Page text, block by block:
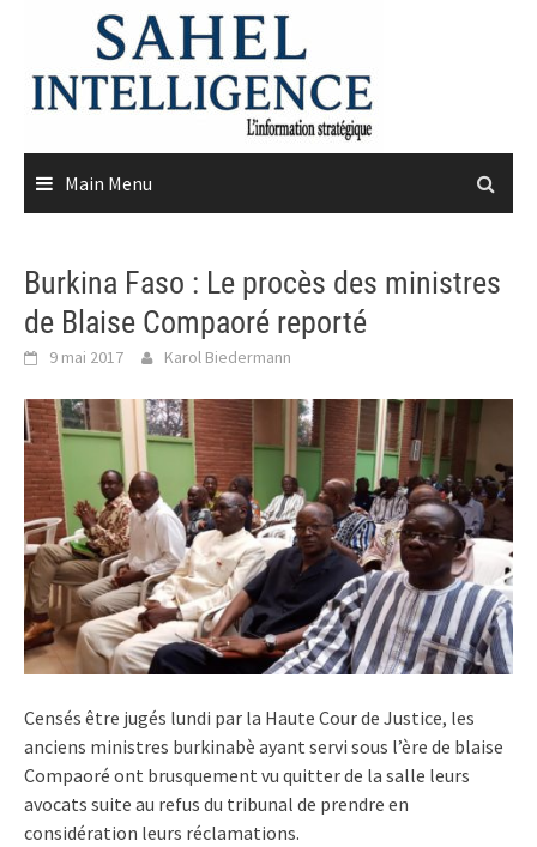
content
Main Menu
Burkina Faso : Le procès des ministres
de Blaise Compaoré reporté
9 mai 2017 Karol Biedermann
Censés être jugés lundi par la Haute Cour de Justice, les
anciens ministres burkinabè ayant servi sous l’ère de blaise
Compaoré ont brusquement vu quitter de la salle leurs
avocats suite au refus du tribunal de prendre en
considération leurs réclamations.